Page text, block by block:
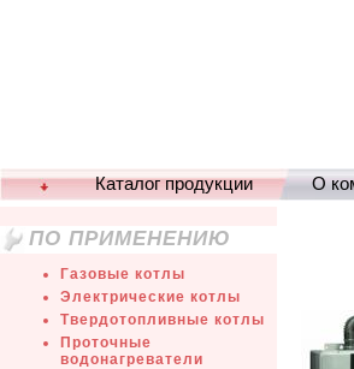
Каталог продукции О
ПО ПРИМЕНЕНИЮ
Газовые котлы
Электрические котлы
Твердотопливные котлы
Проточные
водонагреватели